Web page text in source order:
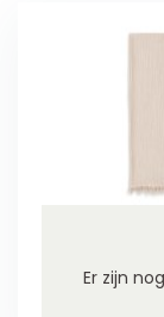
Er zijn